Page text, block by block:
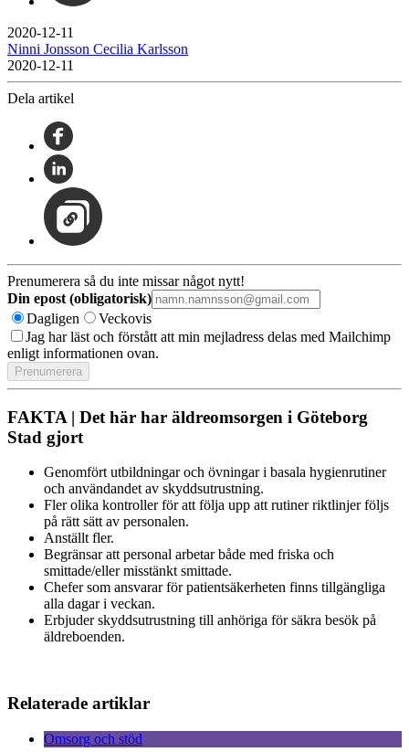
2020-12-11
Ninni Jonsson Cecilia Karlsson
2020-12-11
Dela artikel
Prenumerera så du inte missar något nytt!
Din epost (obligatorisk)
Dagligen
Veckovis
Jag har läst och förstått att min mejladress delas med Mailchimp
enligt informationen ovan.
FAKTA | Det här har äldreomsorgen i Göteborg
Stad gjort
Genomfört utbildningar och övningar i basala hygienrutiner
och användandet av skyddsutrustning.
Fler olika kontroller för att följa upp att rutiner riktlinjer följs
på rätt sätt av personalen.
Anställt fler.
Begränsar att personal arbetar både med friska och
smittade/eller misstänkt smittade.
Chefer som ansvarar för patientsäkerheten finns tillgängliga
alla dagar i veckan.
Erbjuder skyddsutrustning till anhöriga för säkra besök på
äldreboenden.
Relaterade artiklar
Omsorg och stöd